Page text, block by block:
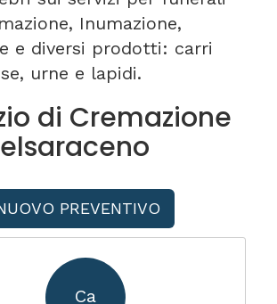
Inumazione,
e diversi prodotti: carri
urne e lapidi.
di Cremazione
PREVENTIVO
Ca